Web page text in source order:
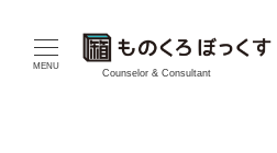
MENU
Counselor & Consultant